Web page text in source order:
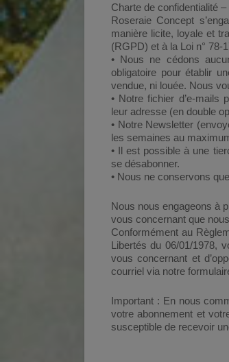
Charte de confidentialité
Roseraie Concept
manière licite, loyale et
(RGPD) et à la Loi n° 78-
• Nous ne cédons
obligatoire pour établir
vendue, ni louée. Nous
• Notre fichier d’e-mails
leur adresse (en double
• Notre Newsletter
les semaines au
• Il est possible à une
se désabonner.
• Nous ne conservons
Nous nous engageons à
vous concernant que
Conformément au
Libertés du 06/01/1978,
vous concernant et
courriel via notre
Important : En nous
votre abonnement et
susceptible de recevoir